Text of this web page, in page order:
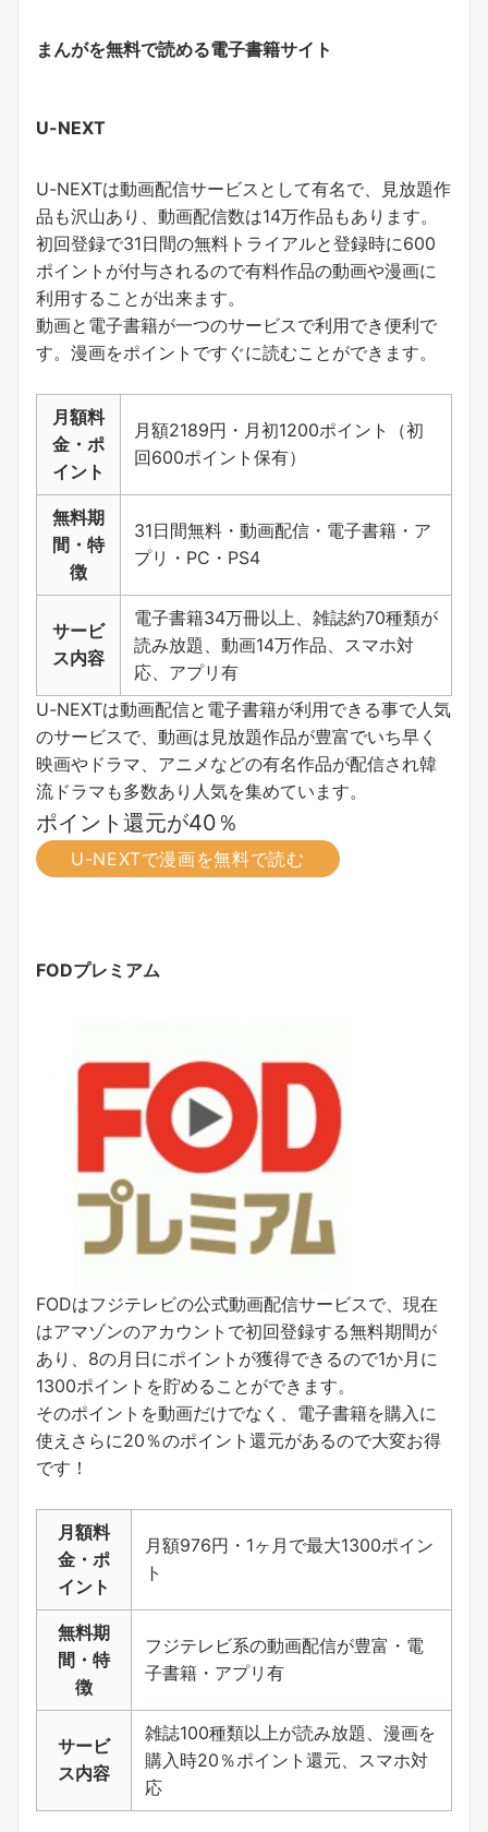
まんがを無料で読める電子書籍サイト
U-NEXT
U-NEXTは動画配信サービスとして有名で、見放題作
品も沢山あり、動画配信数は14万作品もあります。
初回登録で31日間の無料トライアルと登録時に600
ポイントが付与されるので有料作品の動画や漫画に
利用することが出来ます。
動画と電子書籍が一つのサービスで利用でき便利で
す。 漫画をポイントですぐに読むことができます。
月額料
金・ポ
イント
月額2189円・月初1200ポイント（初
回600ポイント保有）
無料期
間・特
徴
31日間無料・動画配信・電子書籍・ア
プリ・PC・PS4
サービ
ス内容
電子書籍34万冊以上、雑誌約70種類が
読み放題、動画14万作品、スマホ対
応、アプリ有
U-NEXTは動画配信と電子書籍が利用できる事で人気
のサービスで、動画は見放題作品が豊富でいち早く
映画やドラマ、アニメなどの有名作品が配信され韓
流ドラマも多数あり人気を集めています。
ポイント還元が40％
U-NEXTで漫画を無料で読む
FODプレミアム
FODはフジテレビの公式動画配信サービスで、現在
はアマゾンのアカウントで初回登録する無料期間が
あり、8の月日にポイントが獲得できるので1か月に
1300ポイントを貯めることができます。
そのポイントを動画だけでなく、電子書籍を購入に
使えさらに20％のポイント還元があるので大変お得
です！
月額料
金・ポ
イント
月額976円・1ヶ月で最大1300ポイン
ト
無料期
間・特
徴
フジテレビ系の動画配信が豊富・電
子書籍・アプリ有
サービ
ス内容
雑誌100種類以上が読み放題、漫画を
購入時20％ポイント還元、スマホ対
応